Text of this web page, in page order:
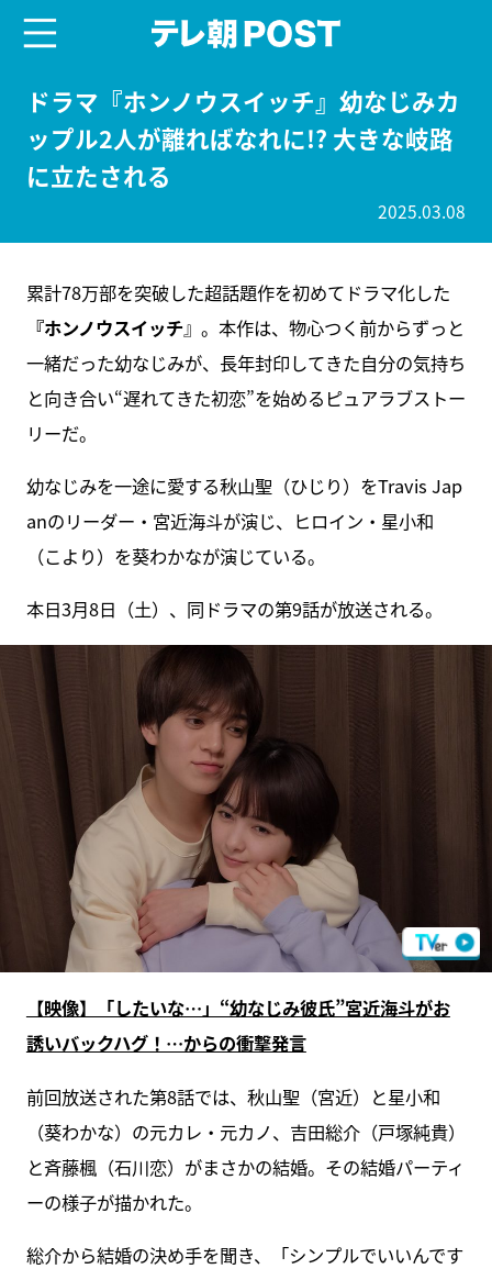
ドラマ『ホンノウスイッチ』幼なじみカ
ップル2人が離ればなれに!? 大きな岐路
に立たされる
2025.03.08
累計78万部を突破した超話題作を初めてドラマ化した
『ホンノウスイッチ』。本作は、物心つく前からずっと
一緒だった幼なじみが、長年封印してきた自分の気持ち
と向き合い“遅れてきた初恋”を始めるピュアラブストー
リーだ。
幼なじみを一途に愛する秋山聖（ひじり）をTravis Jap
anのリーダー・宮近海斗が演じ、ヒロイン・星小和
（こより）を葵わかなが演じている。
本日3月8日（土）、同ドラマの第9話が放送される。
【映像】「したいな…」“幼なじみ彼氏”宮近海斗がお
誘いバックハグ！…からの衝撃発言
前回放送された第8話では、秋山聖（宮近）と星小和
（葵わかな）の元カレ・元カノ、吉田総介（戸塚純貴）
と斉藤楓（石川恋）がまさかの結婚。その結婚パーティ
ーの様子が描かれた。
総介から結婚の決め手を聞き、「シンプルでいいんです